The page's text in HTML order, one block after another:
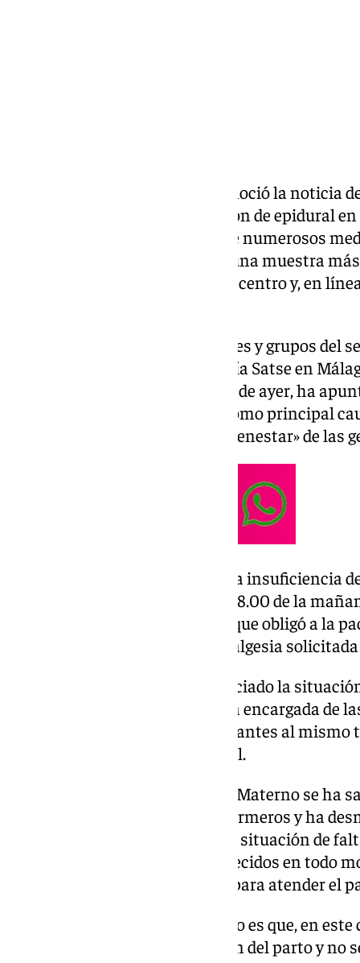
En la tarde de este jueves se conoció la noticia
bebé, ya sin vida, sin la aplicación de epidural
gravedad de los hechos hizo que numerosos
que ha sido considerado como una muestra
falta de medios que atraviesa el centro y, en
Las reacciones de organizaciones y grupos del
Desde el Sindicato de Enfermería Satse en
«episodio desgarrador» en el día de ayer, ha
de enfermería» en el Materno como principal
que «afecta a la seguridad y al bienestar» de las
Según apuntan desde el Satse, la insuficiencia
epidurales se conocía desde las 8.00 de la
hasta después del mediodía, lo que obligó a la
de 28 semanas sin recibir la analgesia
El sindicato, además, ha denunciado la
encontraba la «única enfermera encargada de
que llegó a atender a nueve gestantes al
emergencias dentro del hospital.
Desde la dirección del Hospital Materno se ha
vertidas por el sindicato de enfermeros y ha
alegando que no se produjo una situación de
siguiendo los protocolos establecidos en todo
actuaron de forma coordinada para atender el
Lo que sí ha reconocido el centro es que, en
precipitó por la propia evolución del parto y no